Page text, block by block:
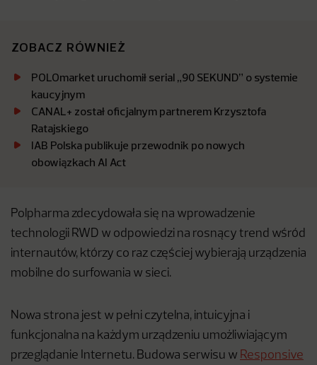
ZOBACZ RÓWNIEŻ
POLOmarket uruchomił serial „90 SEKUND” o systemie
kaucyjnym
CANAL+ został oficjalnym partnerem Krzysztofa
Ratajskiego
IAB Polska publikuje przewodnik po nowych
obowiązkach AI Act
Polpharma zdecydowała się na wprowadzenie
technologii RWD w odpowiedzi na rosnący trend wśród
internautów, którzy co raz częściej wybierają urządzenia
mobilne do surfowania w sieci.
Nowa strona jest w pełni czytelna, intuicyjna i
funkcjonalna na każdym urządzeniu umożliwiającym
przeglądanie Internetu. Budowa serwisu w Responsive